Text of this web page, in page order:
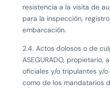
resistencia a la visita de
para la inspección,
embarcación.
2.4. Actos dolosos o de
ASEGURADO, propietario,
oficiales y/o tripulantes y/
como de los mandatarios